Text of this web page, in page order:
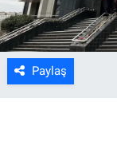
Paylaş